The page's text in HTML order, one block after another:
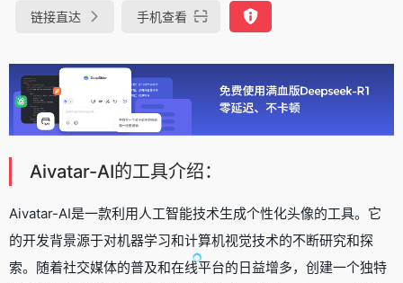
链接直达 手机查看
Aivatar-AI的工具介绍：
Aivatar-AI是一款利用人工智能技术生成个性化头像的工具。它
的开发背景源于对机器学习和计算机视觉技术的不断研究和探
索。随着社交媒体的普及和在线平台的日益增多，创建一个独特